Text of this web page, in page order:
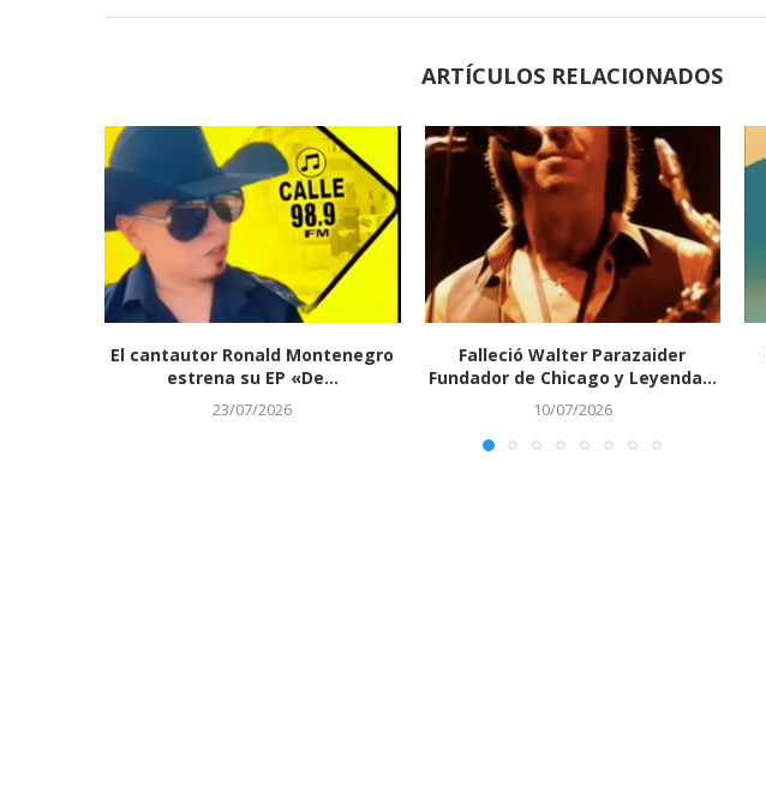
ARTÍCULOS RELACIONADOS
El cantautor Ronald Montenegro
estrena su EP «De...
23/07/2026
Falleció Walter Parazaider
Fundador de Chicago y Leyenda...
10/07/2026